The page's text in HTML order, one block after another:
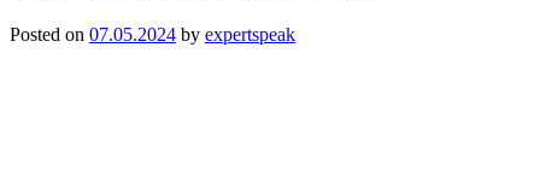
Posted on 07.05.2024 by expertspeak